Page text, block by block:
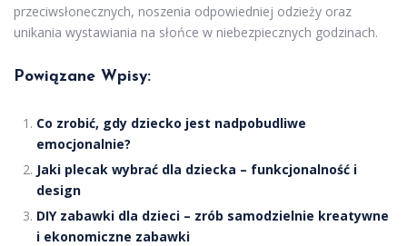
przeciwsłonecznych, noszenia odpowiedniej odzieży oraz
unikania wystawiania na słońce w niebezpiecznych godzinach.
Powiązane Wpisy:
Co zrobić, gdy dziecko jest nadpobudliwe
emocjonalnie?
Jaki plecak wybrać dla dziecka – funkcjonalność i
design
DIY zabawki dla dzieci – zrób samodzielnie kreatywne
i ekonomiczne zabawki